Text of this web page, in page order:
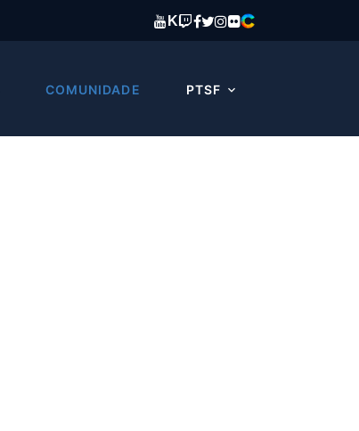
K
COMUNIDADE PTSF